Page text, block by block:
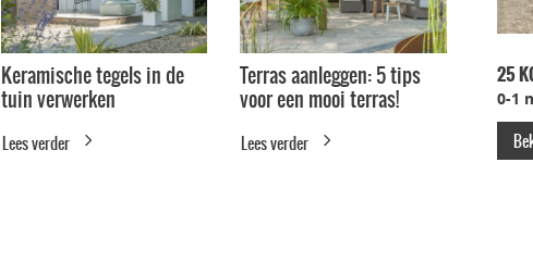
Keramische tegels in de
tuin verwerken
Lees verder
Terras aanleggen: 5 tips
voor een mooi terras!
Lees verder
25
0-1